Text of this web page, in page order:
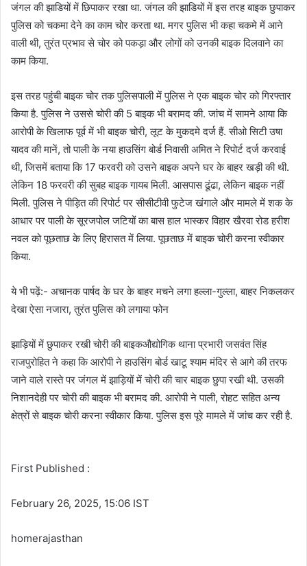
जंगल की झाडियों में छिपाकर रखा था. जंगल की झाडियों में इस तरह बाइक छुपाकर
पुलिस को चकमा देने का काम चोर करता था. मगर पुलिस भी कहा चकमे में आने
वाली थी, तुरंत प्रभाव से चोर को पकड़ा और लोगों को उनकी बाइक दिलवाने का
काम किया.
इस तरह पहुंची बाइक चोर तक पुलिसपाली में पुलिस ने एक बाइक चोर को गिरफ्तार
किया है. पुलिस ने उससे चोरी की 5 बाइक भी बरामद की. जांच में सामने आया कि
आरोपी के खिलाफ पूर्व में भी बाइक चोरी, लूट के मुकदमे दर्ज हैं. सीओ सिटी उषा
यादव की मानें, तो पाली के नया हाउसिंग बोर्ड निवासी अमित ने रिपोर्ट दर्ज करवाई
थी, जिसमें बताया कि 17 फरवरी को उसने बाइक अपने घर के बाहर खड़ी की थी.
लेकिन 18 फरवरी की सुबह बाइक गायब मिली. आसपास ढूंढा, लेकिन बाइक नहीं
मिली. पुलिस ने पीड़ित की रिपोर्ट पर सीसीटीवी फुटेज खंगाले और मामले में शक के
आधार पर पाली के सूरजपोल जटियों का बास हाल भास्कर विहार खैरवा रोड हरीश
नवल को पूछताछ के लिए हिरासत में लिया. पूछताछ में बाइक चोरी करना स्वीकार
किया.
ये भी पढ़ें:- अचानक पार्षद के घर के बाहर मचने लगा हल्ला-गुल्ला, बाहर निकलकर
देखा ऐसा नजारा, तुरंत पुलिस को लगाया फोन
झाड़ियों में छुपाकर रखी चोरी की बाइकऔद्योगिक थाना प्रभारी जसवंत सिंह
राजपुरोहित ने कहा कि आरोपी ने हाउसिंग बोर्ड खाटू श्याम मंदिर से आगे की तरफ
जाने वाले रास्ते पर जंगल में झाड़ियों में चोरी की चार बाइक छुपा रखी थी. उसकी
निशानदेही पर चोरी की बाइक भी बरामद की. आरोपी ने पाली, रोहट सहित अन्य
क्षेत्रों से बाइक चोरी करना स्वीकार किया. पुलिस इस पूरे मामले में जांच कर रही है.
First Published :
February 26, 2025, 15:06 IST
homerajasthan